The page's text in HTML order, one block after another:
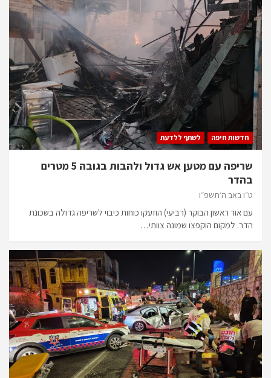
חדשות חיפה לשתף ללדעת
שריפה עם מטען אש גדול ולהבות בגובה 5 מטרים
בהדר
ט״ו באב ה׳תשפ״ו
עם אור ראשון הבוקר (רביעי) הוזעקו כוחות כיבוי לשריפה גדולה בשכונת
הדר. למקום הוקפצו שמונה צוותי…